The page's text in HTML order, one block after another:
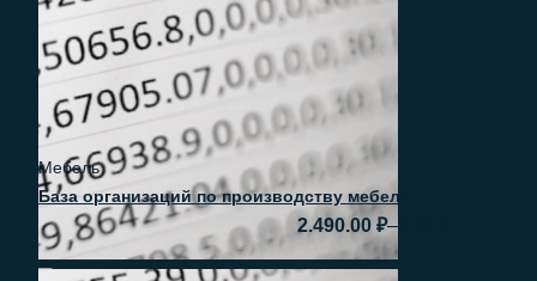
Мебель
База организаций по производству мебели
–
2.490.00 ₽